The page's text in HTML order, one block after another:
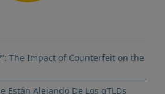
The Impact of Counterfeit on the
Están Alejando De Los gTLDs